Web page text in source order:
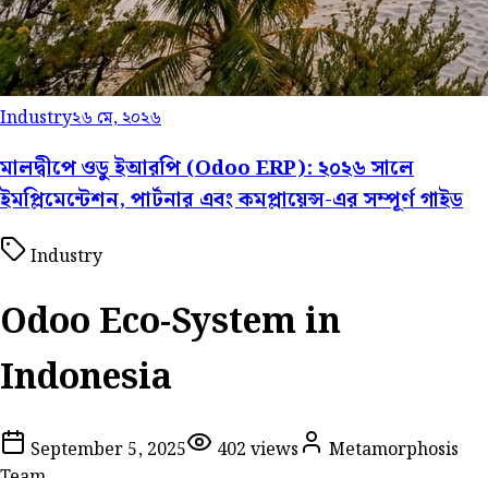
Industry২৬ মে, ২০২৬
মালদ্বীপে ওডু ইআরপি (Odoo ERP): ২০২৬ সালে
ইমপ্লিমেন্টেশন, পার্টনার এবং কমপ্লায়েন্স-এর সম্পূর্ণ গাইড
Industry
Odoo Eco-System in
Indonesia
September 5, 2025 402 views
Metamorphosis